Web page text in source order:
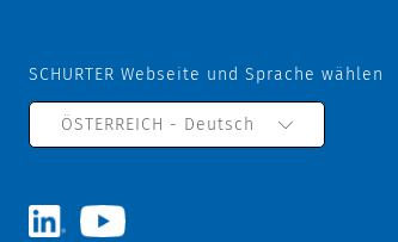
SCHURTER Webseite und Sprache wählen
ÖSTERREICH - Deutsch